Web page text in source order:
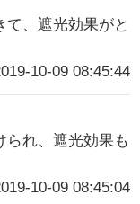
、遮光効果がと
10-09 08:45:44
られ、遮光効果も
10-09 08:45:04